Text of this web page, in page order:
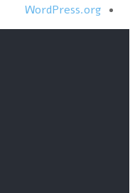
WordPress.org